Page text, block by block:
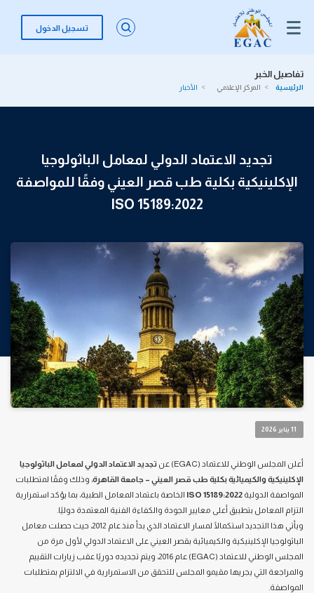
تسجيل الدخول
تفاصيل الخبر
الرئيسية المركز الإعلامي الأخبار
تجديد الاعتماد الدولي لمعامل الباثولوجيا
الإكلينيكية بكلية طب قصر العيني وفقًا للمواصفة
ISO 15189:2022
11 يناير 2026
أعلن المجلس الوطني للاعتماد (EGAC) عن
تجديد الاعتماد الدولي لمعامل الباثولوجيا
الإكلينيكية والكيميائية بكلية طب قصر العيني – جامعة القاهرة، وذلك وفقًا لمتطلبات
المواصفة الدولية ISO 15189:2022 الخاصة باعتماد المعامل الطبية، بما يؤكد استمرارية
التزام المعامل بتطبيق أعلى معايير الجودة والكفاءة الفنية المعتمدة دوليًا.
ويأتي هذا التجديد استكمالًا لمسار الاعتماد الذي بدأ منذ عام 2012، حيث حصلت معامل
الباثولوجيا الإكلينيكية والكيميائية بقصر العيني على الاعتماد الدولي لأول مرة من
المجلس الوطني للاعتماد (EGAC) عام 2016، ويتم تجديده دوريًا عقب زيارات التقييم
والمراجعة التي يجريها مقيمو المجلس للتحقق من الاستمرارية في الالتزام بمتطلبات
المواصفة.